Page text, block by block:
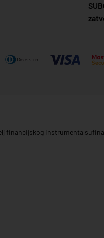
financijskog instrumenta